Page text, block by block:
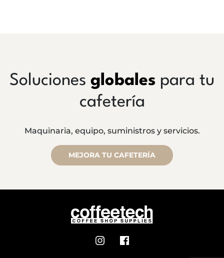
Soluciones globales para tu
cafetería
Maquinaria, equipo, suministros y servicios.
MEJORA TU CAFETERÍA